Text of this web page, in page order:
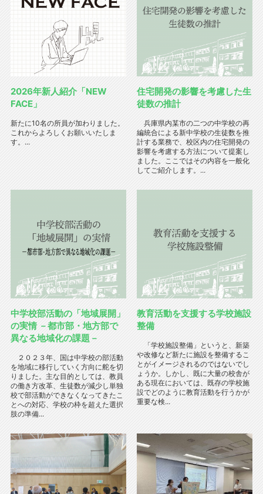
2026年新人紹介「NEW
FACE」
新たに10名の所員が加わりました。
これからよろしくお願いいたしま
す。...
住宅開発の影響を考慮した生
徒数の推計
兵庫県内某市の二つの中学校の再
編統合による新中学校の生徒数を推
計する業務で、校区内の住宅開発の
影響を考慮する方法について提案し
ました。ここではその内容を一般化
してご紹介します。...
中学校部活動の「地域展開」
の実情 －都市部・地方部で
異なる地域化の課題－
２０２３年、国は中学校の部活動
を地域に移行していく方向に舵を切
りました。主な目的としては、教員
の働き方改革、生徒数が減少し単独
校で部活動ができなくなってきたこ
とへの対応、学校の枠を超えた選択
肢の準備...
教育活動を支援する学校施設
整備
「学校施設整備」というと、新築
や改修など新たに施設を整備するこ
とがイメージされるのではないでし
ょうか。しかし、既に大量の校舎が
ある現在においては、既存の学校施
設でどのように教育活動を行うかが
重要な検...